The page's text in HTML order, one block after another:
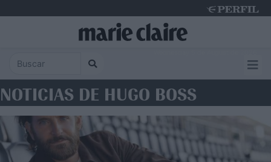
NOTICIAS DE HUGO BOSS